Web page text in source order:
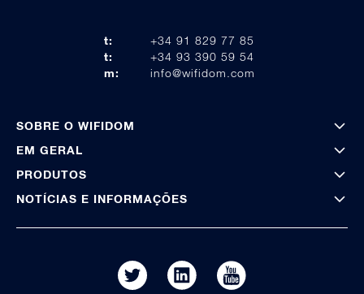
t:
+34 91 829 77 85
t:
+34 93 390 59 54
m:
info@wifidom.com
SOBRE O WIFIDOM
EM GERAL
PRODUTOS
NOTÍCIAS E INFORMAÇÕES